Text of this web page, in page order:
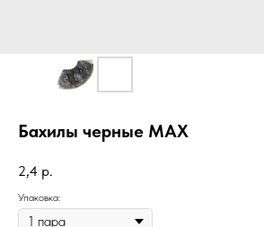
Бахилы черные MAX
2,4 р.
Упаковка: